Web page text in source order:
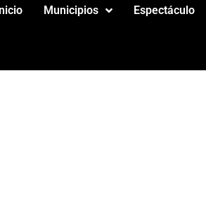
Municipios Espectáculo